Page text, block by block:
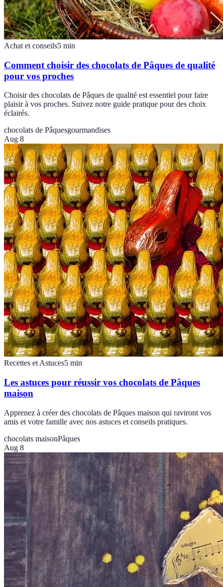
Achat et conseils5 min
Comment choisir des chocolats de Pâques de qualité
pour vos proches
Choisir des chocolats de Pâques de qualité est essentiel pour faire
plaisir à vos proches. Suivez notre guide pratique pour des choix
éclairés.
chocolats de Pâquesgourmandises
Aug 8
Recettes et Astuces5 min
Les astuces pour réussir vos chocolats de Pâques
maison
Apprenez à créer des chocolats de Pâques maison qui raviront vos
amis et votre famille avec nos astuces et conseils pratiques.
chocolats maisonPâques
Aug 8